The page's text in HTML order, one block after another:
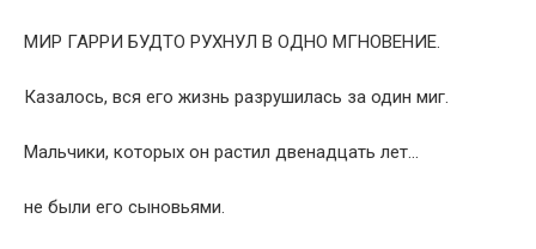
МИР ГАРРИ БУДТО РУХНУЛ В ОДНО МГНОВЕНИЕ.
Казалось, вся его жизнь разрушилась за один миг.
Мальчики, которых он растил двенадцать лет…
не были его сыновьями.